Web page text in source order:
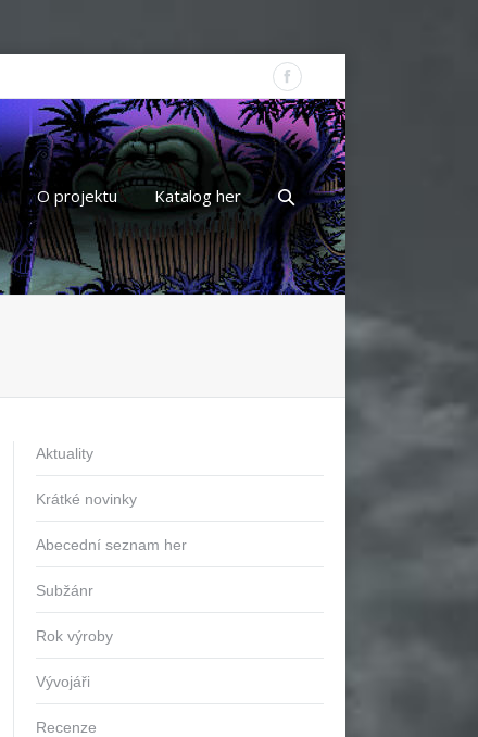
O projektu Katalog her
Aktuality
Krátké novinky
Abecední seznam her
Subžánr
Rok výroby
Vývojáři
Recenze